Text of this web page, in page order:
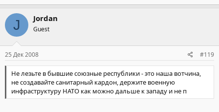
J Jordan
Guest
25 Дек 2008 #119
Не лезьте в бывшие союзные республики - это наша вотчина,
не создавайте санитарный кардон, держите военную
инфраструктуру НАТО как можно дальше к западу и не п